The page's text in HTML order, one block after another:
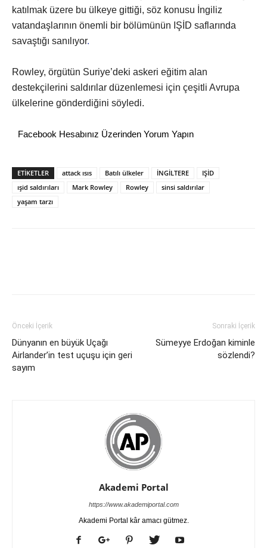
katılmak üzere bu ülkeye gittiği, söz konusu İngiliz
vatandaşlarının önemli bir bölümünün IŞİD saflarında
savaştığı sanılıyor.
Rowley, örgütün Suriye’deki askeri eğitim alan
destekçilerini saldırılar düzenlemesi için çeşitli Avrupa
ülkelerine gönderdiğini söyledi.
Facebook Hesabınız Üzerinden Yorum Yapın
ETİKETLER attack ısıs Batılı ülkeler İNGİLTERE
IŞİD
ışid saldırıları
Mark Rowley Rowley
sinsi saldırılar
yaşam tarzı
Önceki İçerik
Dünyanın en büyük Uçağı
Airlander’in test uçuşu için geri
sayım
Sonraki İçerik
Sümeyye Erdoğan kiminle
sözlendi?
Akademi Portal
https://www.akademiportal.com
Akademi Portal kâr amacı gütmez.